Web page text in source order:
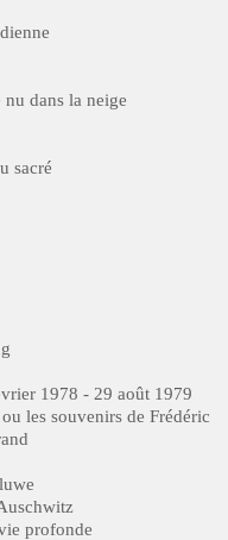
dans la neige
sacré
1978 - 29 août 1979
les souvenirs de Frédéric
profonde